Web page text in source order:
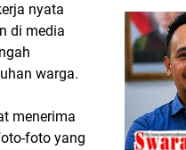
nyata
di media
warga.
menerima
foto yang